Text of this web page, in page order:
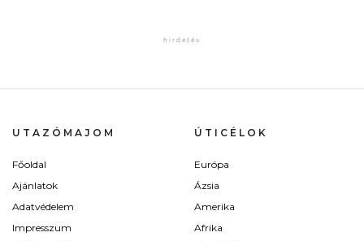
UTAZÓMAJOM
Főoldal
Ajánlatok
Adatvédelem
Impresszum
ÚTICÉLOK
Európa
Ázsia
Amerika
Afrika